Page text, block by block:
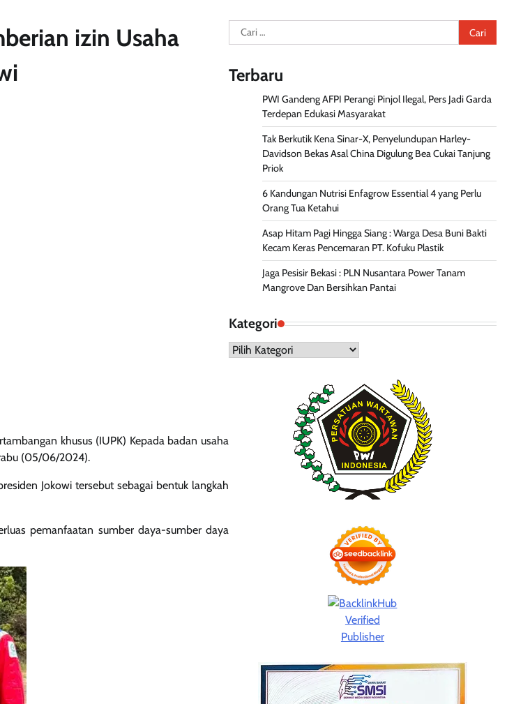
izin Usaha
khusus (IUPK) Kepada badan usaha
(05/06/2024).
Jokowi tersebut sebagai bentuk langkah
pemanfaatan sumber daya-sumber daya
Cari
untuk:
Terbaru
PWI Gandeng AFPI Perangi Pinjol Ilegal, Pers Jadi Garda
Terdepan Edukasi Masyarakat
Tak Berkutik Kena Sinar-X, Penyelundupan Harley-
Davidson Bekas Asal China Digulung Bea Cukai Tanjung
Priok
6 Kandungan Nutrisi Enfagrow Essential 4 yang Perlu
Orang Tua Ketahui
Asap Hitam Pagi Hingga Siang : Warga Desa Buni Bakti
Kecam Keras Pencemaran PT. Kofuku Plastik
Jaga Pesisir Bekasi : PLN Nusantara Power Tanam
Mangrove Dan Bersihkan Pantai
Kategori
Kategori